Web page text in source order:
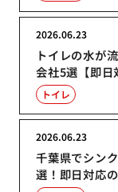
トイレの水が
会社5選【即日
2026.06.23
トイレ
千葉県でシン
選！即日対応
2026.06.23